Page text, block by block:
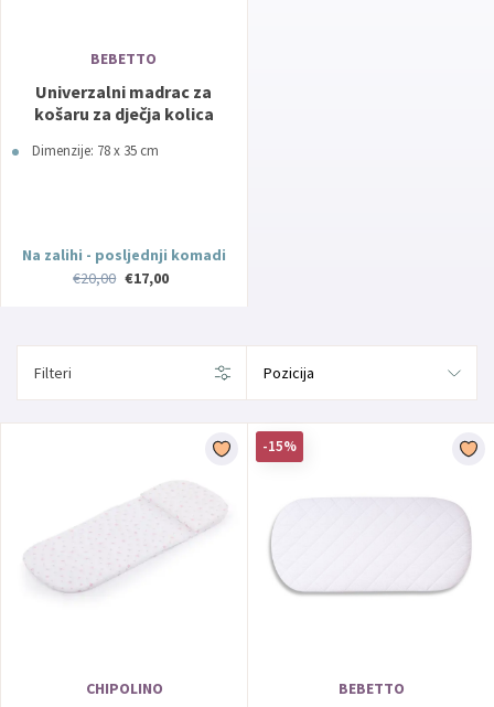
BEBETTO
Univerzalni madrac za
košaru za dječja kolica
Dimenzije: 78 x 35 cm
Na zalihi - posljednji komadi
€20,00 €17,00
Filteri
CHIPOLINO
-15%
BEBETTO